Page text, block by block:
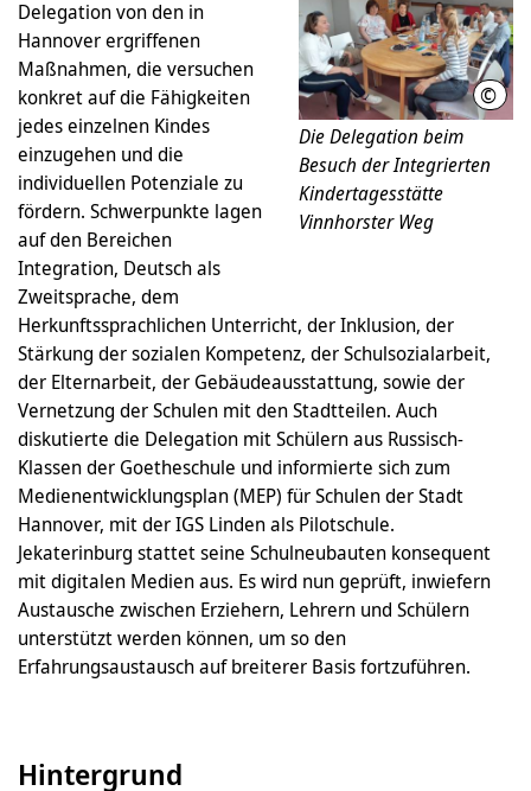
© LHH
Die Delegation beim
Besuch der Integrierten
Kindertagesstätte
Vinnhorster Weg
Delegation von den in
Hannover ergriffenen
Maßnahmen, die versuchen
konkret auf die Fähigkeiten
jedes einzelnen Kindes
einzugehen und die
individuellen Potenziale zu
fördern. Schwerpunkte lagen
auf den Bereichen
Integration, Deutsch als
Zweitsprache, dem
Herkunftssprachlichen Unterricht, der Inklusion, der
Stärkung der sozialen Kompetenz, der Schulsozialarbeit,
der Elternarbeit, der Gebäudeausstattung, sowie der
Vernetzung der Schulen mit den Stadtteilen. Auch
diskutierte die Delegation mit Schülern aus Russisch-
Klassen der Goetheschule und informierte sich zum
Medienentwicklungsplan (MEP) für Schulen der Stadt
Hannover, mit der IGS Linden als Pilotschule.
Jekaterinburg stattet seine Schulneubauten konsequent
mit digitalen Medien aus. Es wird nun geprüft, inwiefern
Austausche zwischen Erziehern, Lehrern und Schülern
unterstützt werden können, um so den
Erfahrungsaustausch auf breiterer Basis fortzuführen.
Hintergrund